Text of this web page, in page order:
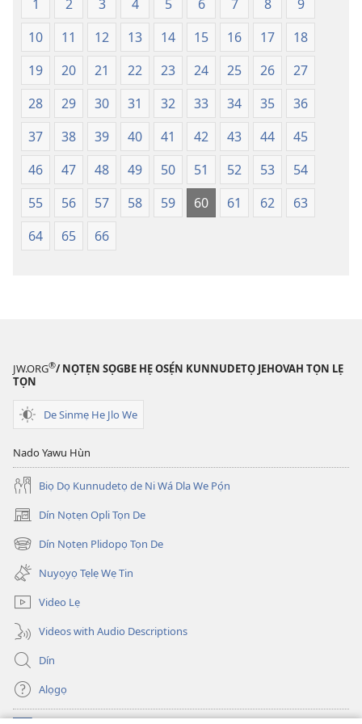
Lẹdogbedevomẹ
Aihọn
Yọyọ
Tọn
(Zinjẹgbonu
2015
Tọn)
Aihọn
Yọyọ
Tọn
(Zinjẹgbonu
2015
Tọn)
1 2 3 4 5 6 7 8
9
10
11 12 13 14 15 16 17
18
19
20 21 22 23 24 25 26
27
28
29 30 31 32 33 34 35
36
37
38 39 40 41 42 43 44
45
46
47 48 49 50 51 52 53
54
55
56 57 58 59 60 61 62
63
64
65 66
JW.ORG®/ NỌTẸN SỌGBE HẸ OSẸ́N KUNNUDETỌ JEHOVAH TỌN LẸ
TỌN
De Sinmẹ He Jlo We
Nado Yawu Hùn
Biọ Dọ Kunnudetọ de Ni Wá Dla We Pọ́n
Dín Nọtẹn Opli Tọn De
(opens
new
window)
Dín Nọtẹn Plidopọ Tọn De
(opens
new
window)
Nuyọyọ Tẹlẹ Wẹ Tin
Video Lẹ
Videos with Audio Descriptions
Dín
Alọgọ